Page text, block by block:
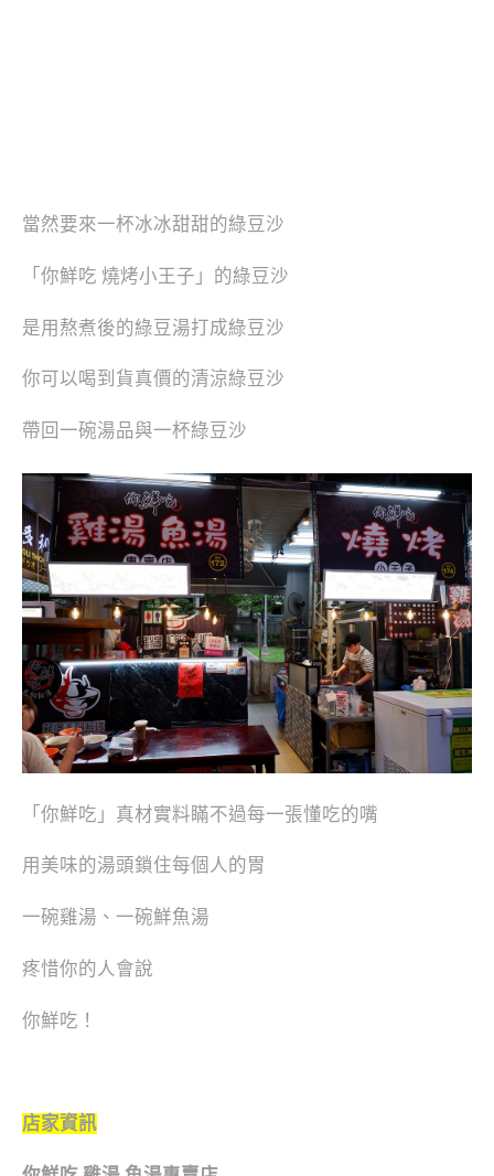
當然要來一杯冰冰甜甜的綠豆沙
「你鮮吃 燒烤小王子」的綠豆沙
是用熬煮後的綠豆湯打成綠豆沙
你可以喝到貨真價的清涼綠豆沙
帶回一碗湯品與一杯綠豆沙
「你鮮吃」真材實料瞞不過每一張懂吃的嘴
用美味的湯頭鎖住每個人的胃
一碗雞湯、一碗鮮魚湯
疼惜你的人會說
你鮮吃！
店家資訊